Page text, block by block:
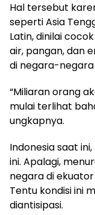
Hal tersebut
seperti Asia
Latin, dinilai
air, pangan, dan
di negara-negara
“Miliaran orang
mulai terlihat
ungkapnya.
Indonesia saat
ini. Apalagi,
negara di
Tentu kondisi ini
diantisipasi.